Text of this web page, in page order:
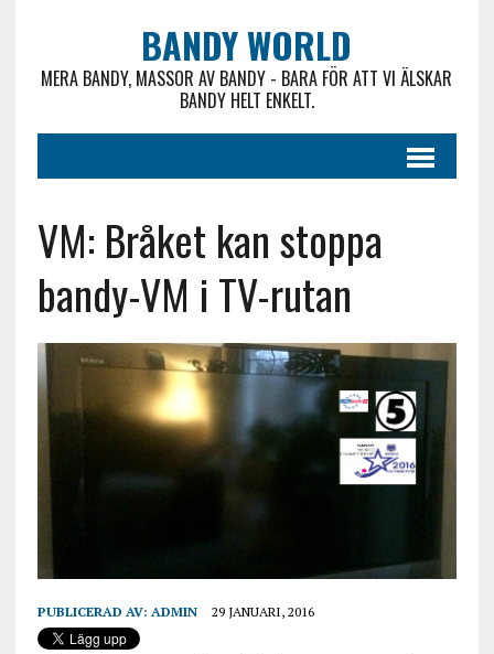
BANDY WORLD
MERA BANDY, MASSOR AV BANDY - BARA FÖR ATT VI ÄLSKAR
BANDY HELT ENKELT.
VM: Bråket kan stoppa
bandy-VM i TV-rutan
PUBLICERAD AV: ADMIN 29 JANUARI, 2016